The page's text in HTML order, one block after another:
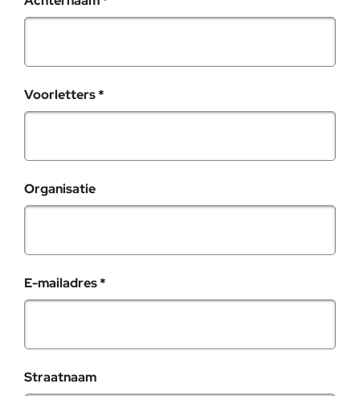
Voorletters*
Organisatie
E-mailadres*
Straatnaam